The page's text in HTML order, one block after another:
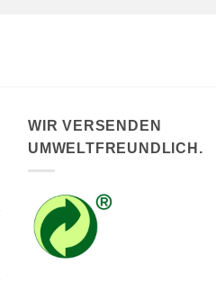
WIR VERSENDEN
UMWELTFREUNDLICH.